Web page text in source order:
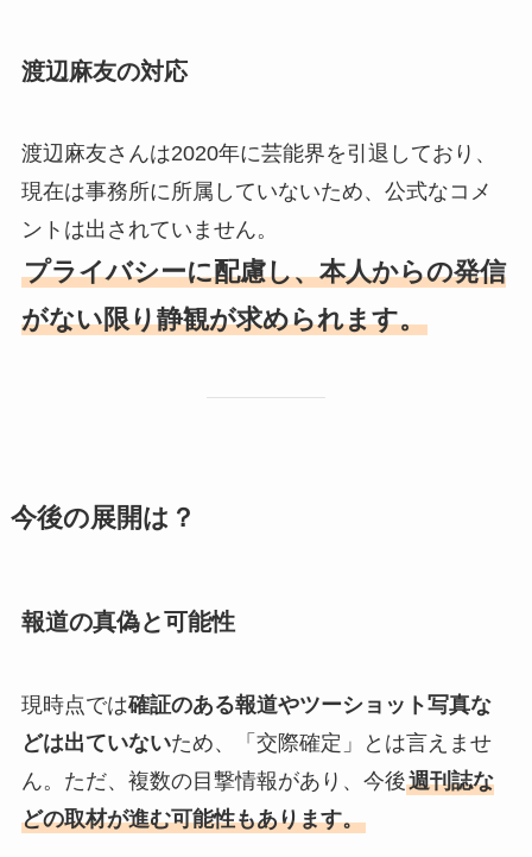
渡辺麻友の対応
渡辺麻友さんは2020年に芸能界を引退しており、
現在は事務所に所属していないため、公式なコメ
ントは出されていません。
プライバシーに配慮し、本人からの発信
がない限り静観が求められます。
今後の展開は？
報道の真偽と可能性
現時点では確証のある報道やツーショット写真な
どは出ていないため、「交際確定」とは言えませ
ん。ただ、複数の目撃情報があり、今後週刊誌な
どの取材が進む可能性もあります。